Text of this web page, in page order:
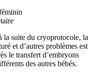
la suite du cryoprotocole, la
et d’autres problèmes est
le transfert d’embryons
des autres bébés.